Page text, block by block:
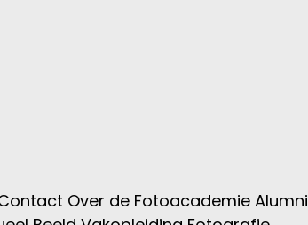
Over de Fotoacademie Alumni